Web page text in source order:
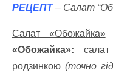
РЕЦЕПТ– Салат
Салат «Обожайка»
«Обожайка»:
родзинкою (точно